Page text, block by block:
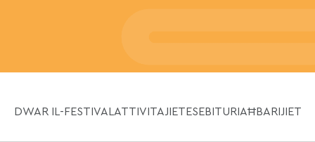
DWAR IL-FESTIVAL ATTIVITAJIETESEBITURIAĦBARIJIET